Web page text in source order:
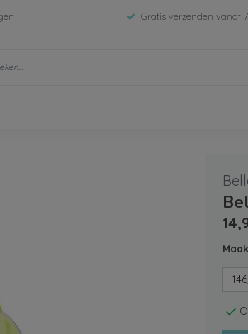
Gratis verzenden vanaf